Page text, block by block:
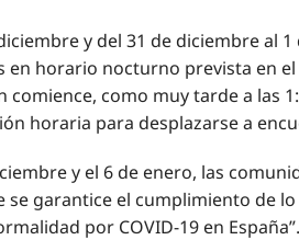
y del 31 de diciembre al
horario nocturno prevista en
como muy tarde a las
horaria para desplazarse a
y el 6 de enero, las
garantice el cumplimiento de
por COVID-19 en España”.